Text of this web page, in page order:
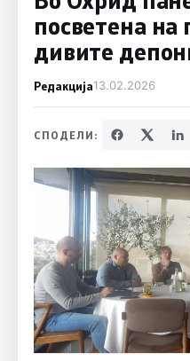
посветена на
дивите
Редакција13.02.2026
СПОДЕЛИ: